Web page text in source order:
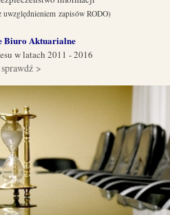
uwzględnieniem zapisów RODO)
Biuro Aktuarialne
u w latach 2011 - 2016
sprawdź >